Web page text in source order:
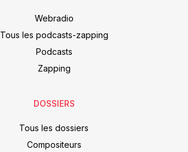
Webradio
Tous les podcasts-zapping
Podcasts
Zapping
DOSSIERS
Tous les dossiers
Compositeurs